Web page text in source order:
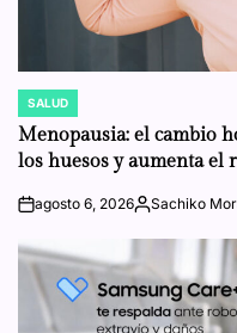
POSTED
IN
SALUD
Menopausia: el cambio
los huesos y aumenta el
onagosto 6, 2026Posted
Sachiko